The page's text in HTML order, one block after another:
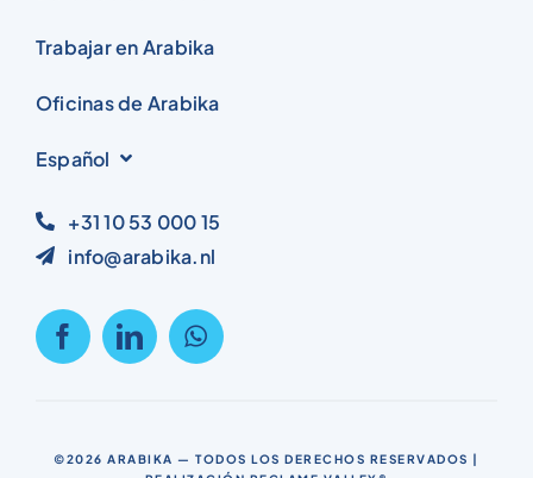
Trabajar en Arabika
Oficinas de Arabika
Español
+31 10 53 000 15
info@arabika.nl
©2026ARABIKA — TODOS LOS DERECHOS RESERVADOS |